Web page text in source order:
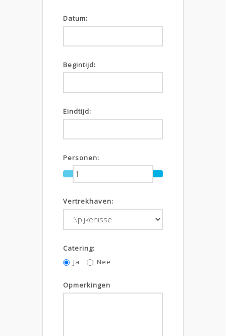
Datum:
Begintijd:
Eindtijd:
Personen:
Vertrekhaven:
Catering:
Ja
Nee
Opmerkingen